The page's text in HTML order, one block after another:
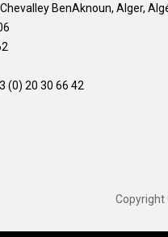
BenAknoun, Alger,
(0) 20 30 66 42
Copyright